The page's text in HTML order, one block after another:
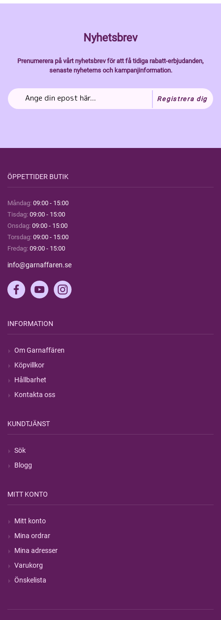
Nyhetsbrev
Prenumerera på vårt nyhetsbrev för att få tidiga rabatt-erbjudanden,
senaste nyheterns och kampanjinformation.
Registrera dig
ÖPPETTIDER BUTIK
Måndag: 09:00 - 15:00
Tisdag: 09:00 - 15:00
Onsdag: 09:00 - 15:00
Torsdag: 09:00 - 15:00
Fredag: 09:00 - 15:00
info@garnaffaren.se
INFORMATION
Om Garnaffären
Köpvillkor
Hållbarhet
Kontakta oss
KUNDTJÄNST
Sök
Blogg
MITT KONTO
Mitt konto
Mina ordrar
Mina adresser
Varukorg
Önskelista